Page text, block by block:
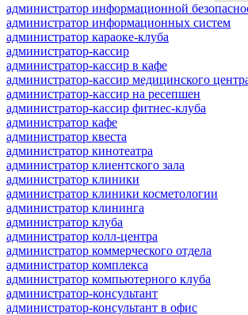
администратор информационной
администратор информационных систем
администратор караоке-клуба
администратор-кассир
администратор-кассир в кафе
администратор-кассир медицинского
администратор-кассир на ресепшен
администратор-кассир фитнес-клуба
администратор кафе
администратор квеста
администратор кинотеатра
администратор клиентского зала
администратор клиники
администратор клиники косметологии
администратор клининга
администратор клуба
администратор колл-центра
администратор коммерческого отдела
администратор комплекса
администратор компьютерного клуба
администратор-консультант
администратор-консультант в офис